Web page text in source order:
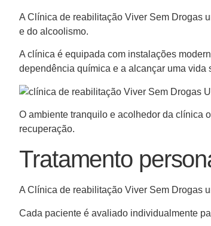
A Clínica de reabilitação Viver Sem Drogas
e do alcoolismo.
A clínica é equipada com instalações
dependência química e a alcançar uma vida
O ambiente tranquilo e acolhedor da clínica
recuperação.
Tratamento
A Clínica de reabilitação Viver Sem Drogas
Cada paciente é avaliado individualmente